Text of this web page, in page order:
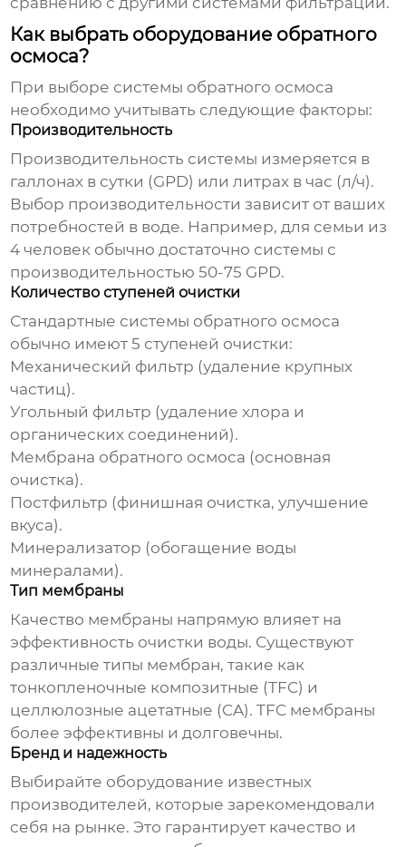
Как выбрать оборудование обратного
осмоса?
При выборе системы обратного осмоса
необходимо учитывать следующие факторы:
Производительность
Производительность системы измеряется в
галлонах в сутки (GPD) или литрах в час (л/ч).
Выбор производительности зависит от ваших
потребностей в воде. Например, для семьи из
4 человек обычно достаточно системы с
производительностью 50-75 GPD.
Количество ступеней очистки
Стандартные системы обратного осмоса
обычно имеют 5 ступеней очистки:
Механический фильтр (удаление крупных
частиц).
Угольный фильтр (удаление хлора и
органических соединений).
Мембрана обратного осмоса (основная
очистка).
Постфильтр (финишная очистка, улучшение
вкуса).
Минерализатор (обогащение воды
минералами).
Тип мембраны
Качество мембраны напрямую влияет на
эффективность очистки воды. Существуют
различные типы мембран, такие как
тонкопленочные композитные (TFC) и
целлюлозные ацетатные (CA). TFC мембраны
более эффективны и долговечны.
Бренд и надежность
Выбирайте оборудование известных
производителей, которые зарекомендовали
себя на рынке. Это гарантирует качество и